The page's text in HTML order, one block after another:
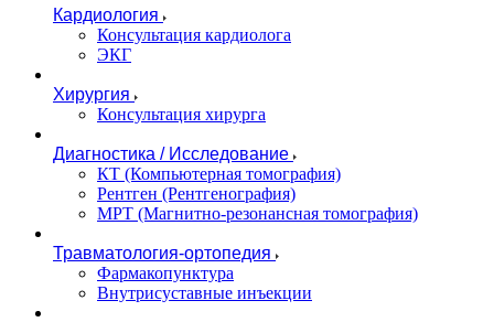
Кардиология
Консультация кардиолога
ЭКГ
Хирургия
Консультация хирурга
Диагностика / Исследование
КТ (Компьютерная томография)
Рентген (Рентгенография)
МРТ (Магнитно-резонансная томография)
Травматология-ортопедия
Фармакопунктура
Внутрисуставные инъекции